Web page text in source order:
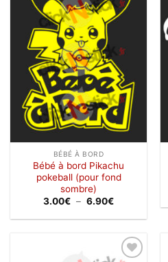
Ajouter
à la
BÉBÉ À BORD
Bébé à bord Pikachu
pokeball (pour fond
sombre)
3.00€ – 6.90€Plage
prix :
6.90€